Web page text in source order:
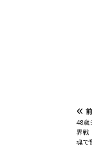
48歳
界戦
魂で